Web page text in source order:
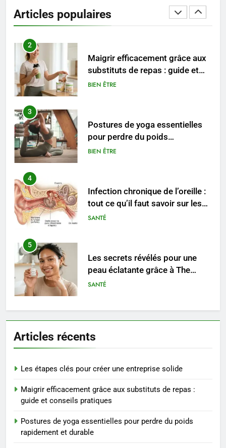
Articles populaires
ENTREPRISE
2
Maigrir efficacement grâce aux
substituts de repas : guide et
conseils pratiques
BIEN ÊTRE
3
Postures de yoga essentielles
pour perdre du poids
rapidement et durable
BIEN ÊTRE
4
Infection chronique de l’oreille :
tout ce qu’il faut savoir sur les
saignements
SANTÉ
5
Les secrets révélés pour une
peau éclatante grâce à The
Ordinary
SANTÉ
6
seniors: aménagement et
exercices
BIEN ÊTRE
Voyance à La Rochelle : où
trouver un accompagnement
BIEN ÊTRE
Articles récents
Les étapes clés pour créer une entreprise solide
Maigrir efficacement grâce aux substituts de repas :
guide et conseils pratiques
Postures de yoga essentielles pour perdre du poids
rapidement et durable